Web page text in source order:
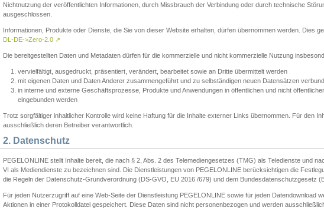
Nichtnutzung der veröffentlichten Informationen, durch Missbrauch der Verbindung oder durch technische
ausgeschlossen.
Informationen, Produkte oder Dienste, die Sie von dieser Website erhalten, dürfen übernommen werden. Dies
DL-DE->Zero-2.0 ↗
Die bereitgestellten Daten und Metadaten dürfen für die kommerzielle und nicht kommerzielle Nutzung
vervielfältigt, ausgedruckt, präsentiert, verändert, bearbeitet sowie an Dritte übermittelt werden
mit eigenen Daten und Daten Anderer zusammengeführt und zu selbständigen neuen Datensätzen
in interne und externe Geschäftsprozesse, Produkte und Anwendungen in öffentlichen und nicht
eingebunden werden
Trotz sorgfältiger inhaltlicher Kontrolle wird keine Haftung für die Inhalte externer Links übernommen. Für den
ausschließlich deren Betreiber verantwortlich.
2. Datenschutz
PEGELONLINE stellt Inhalte bereit, die nach § 2, Abs. 2 des Telemediengesetzes (TMG) als Teledienste und
VI als Mediendienste zu bezeichnen sind. Die Dienstleistungen von PEGELONLINE berücksichtigen die
die Regeln der Datenschutz-Grundverordnung (DS-GVO, EU 2016 /679) und dem Bundesdatenschutzgesetz
Für jeden Nutzerzugriff auf eine Web-Seite der Dienstleistung PEGELONLINE sowie für jeden Datendownload
Aktionen in einer Protokolldatei gespeichert. Diese Daten sind nicht personenbezogen und werden